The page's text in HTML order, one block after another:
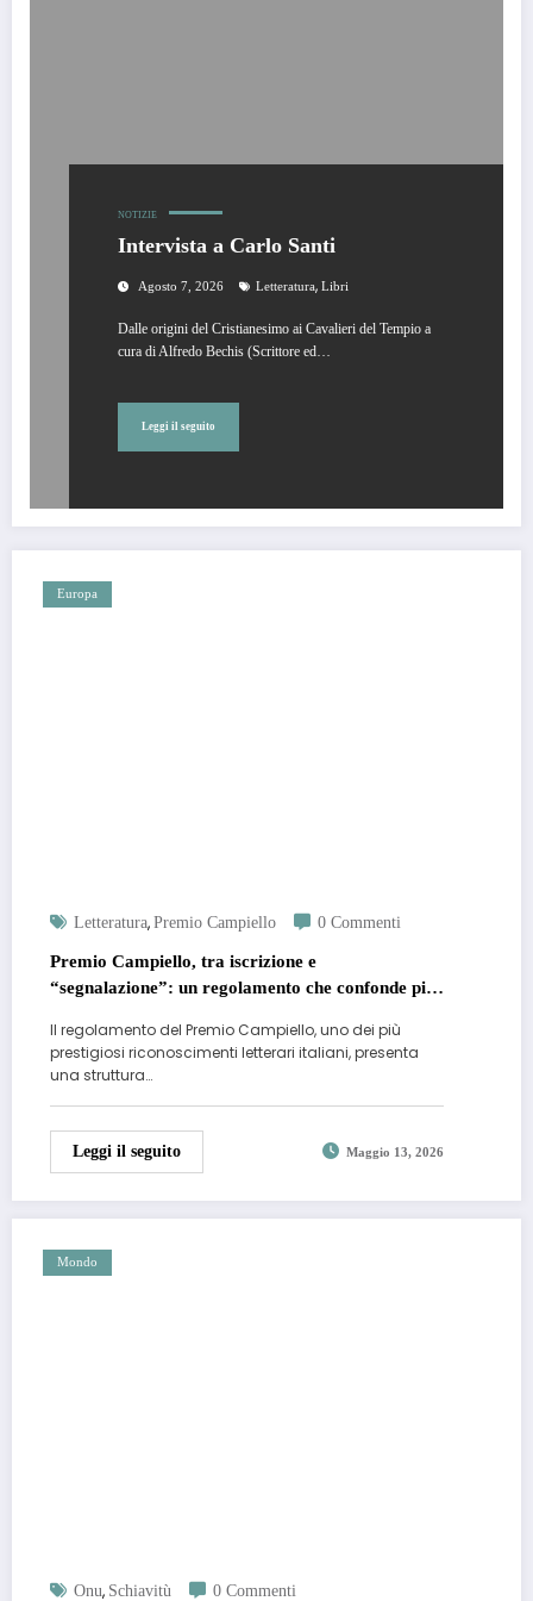
NOTIZIE
Intervista a Carlo Santi
Agosto 7, 2026 Letteratura, Libri
Dalle origini del Cristianesimo ai Cavalieri del Tempio a
cura di Alfredo Bechis (Scrittore ed…
Leggi il seguito
Europa
Letteratura, Premio Campiello 0 Commenti
Premio Campiello, tra iscrizione e
“segnalazione”: un regolamento che confonde più
Il regolamento del Premio Campiello, uno dei più
prestigiosi riconoscimenti letterari italiani, presenta
una struttura…
Leggi il seguito Maggio 13, 2026
Mondo
Onu, Schiavitù 0 Commenti